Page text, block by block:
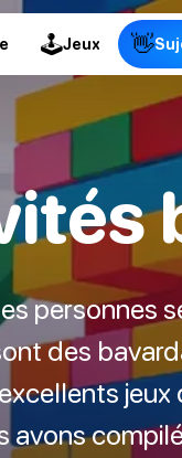
🕹Jeux 👋
personnes
des
avons